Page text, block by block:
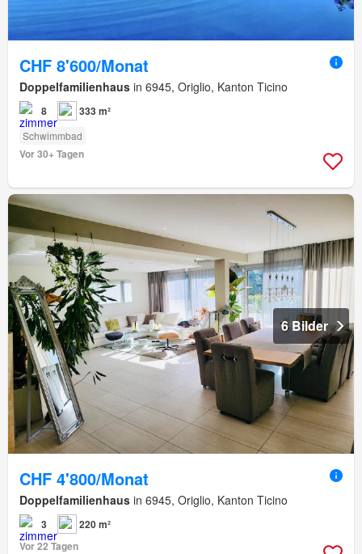
CHF 8'600/Monat
Doppelfamilienhaus in 6945, Origlio, Kanton Ticino
8 333 m²
Schwimmbad
Vor 30+ Tagen
6 Bilder
CHF 4'800/Monat
Doppelfamilienhaus in 6945, Origlio, Kanton Ticino
3
220 m²
Vor 22 Tagen